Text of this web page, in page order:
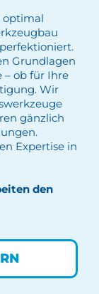
optimal
Grundlagen
– ob für Ihre
Wir
gänzlich
Expertise in
den